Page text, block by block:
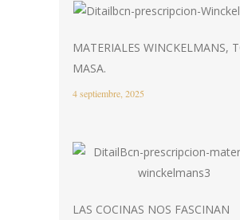
MATERIALES WINCKELMANS,
MASA.
4 septiembre, 2025
LAS COCINAS NOS FASCINAN